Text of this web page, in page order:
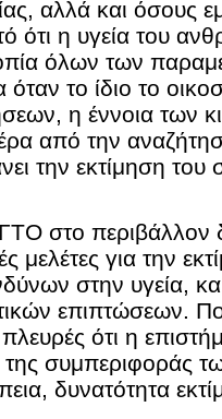
αλλά και όσους
ότι η υγεία του
όλων των
όταν το ίδιο το
η έννοια των
από την
την εκτίμηση
στο περιβάλλον
μελέτες για την
στην υγεία,
επιπτώσεων.
ότι η
συμπεριφοράς
δυνατότητα